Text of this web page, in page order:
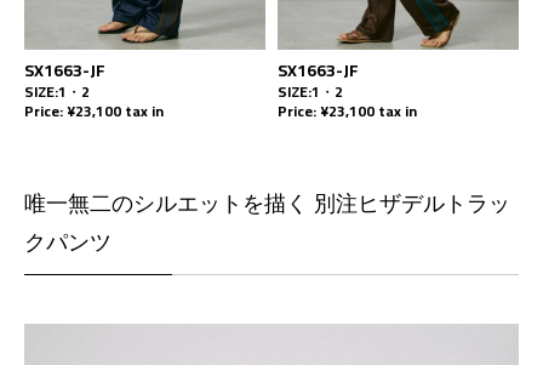
SX1663-JF
SIZE:1・2
Price: ¥23,100 tax in
SX1663-JF
SIZE:1・2
Price: ¥23,100 tax in
唯一無二のシルエットを描く 別注ヒザデルトラッ
クパンツ